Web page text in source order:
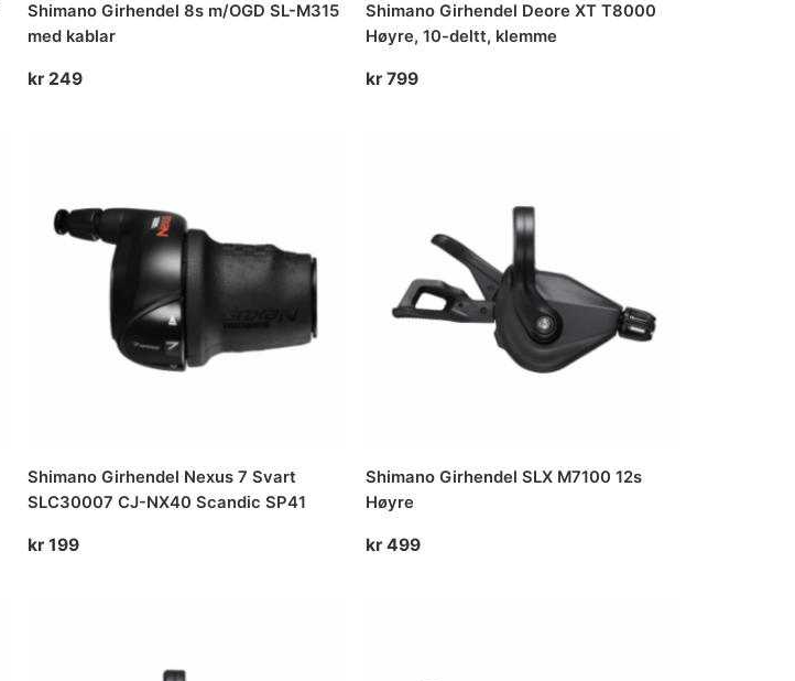
Shimano Girhendel 8s m/OGD SL-M315
med kablar
kr249
Shimano Girhendel Deore XT T8000
Høyre, 10-deltt, klemme
kr799
Shimano Girhendel Nexus 7 Svart
SLC30007 CJ-NX40 Scandic SP41
kr199
Shimano Girhendel SLX M7100 12s
Høyre
kr499